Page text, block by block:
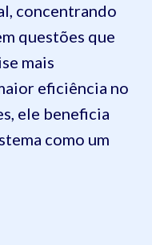
concentrando
questões que
mais
eficiência no
ele beneficia
como um